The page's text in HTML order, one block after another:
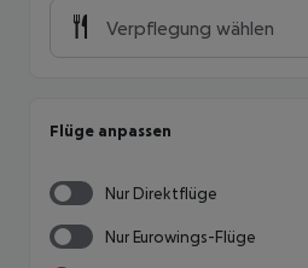
Verpflegung wählen
Flüge anpassen
Nur Direktflüge
Nur Eurowings-Flüge